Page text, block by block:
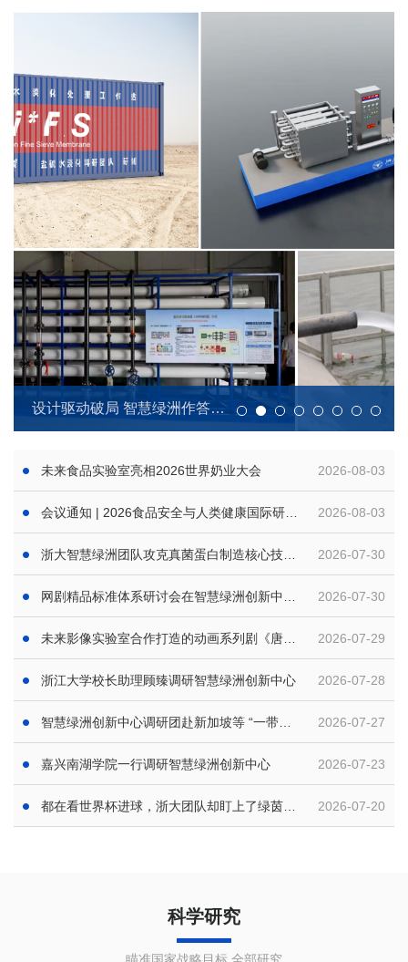
设计驱动破局 智慧绿洲作答
未来食品实验室亮相2026世界奶业大会 2026-08-03
会议通知 | 2026食品安全与人类健康国际研讨
会
2026-08-03
浙大智慧绿洲团队攻克真菌蛋白制造核心技术
开辟新蛋白产业新赛道
2026-07-30
网剧精品标准体系研讨会在智慧绿洲创新中心
举行
2026-07-30
未来影像实验室合作打造的动画系列剧《唐山
凤羽集》上线
2026-07-29
浙江大学校长助理顾臻调研智慧绿洲创新中心 2026-07-28
智慧绿洲创新中心调研团赴新加坡等 “一带一
路”沿线国家开展交流合作
2026-07-27
嘉兴南湖学院一行调研智慧绿洲创新中心 2026-07-23
都在看世界杯进球，浙大团队却盯上了绿茵草 2026-07-20
科学研究